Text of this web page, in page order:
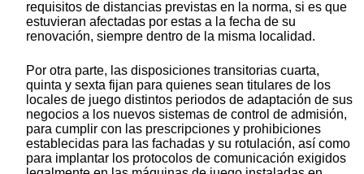
requisitos de distancias previstas en la norma, si es que
estuvieran afectadas por estas a la fecha de su
renovación, siempre dentro de la misma localidad.
Por otra parte, las disposiciones transitorias cuarta,
quinta y sexta fijan para quienes sean titulares de los
locales de juego distintos periodos de adaptación de sus
negocios a los nuevos sistemas de control de admisión,
para cumplir con las prescripciones y prohibiciones
establecidas para las fachadas y su rotulación, así como
para implantar los protocolos de comunicación exigidos